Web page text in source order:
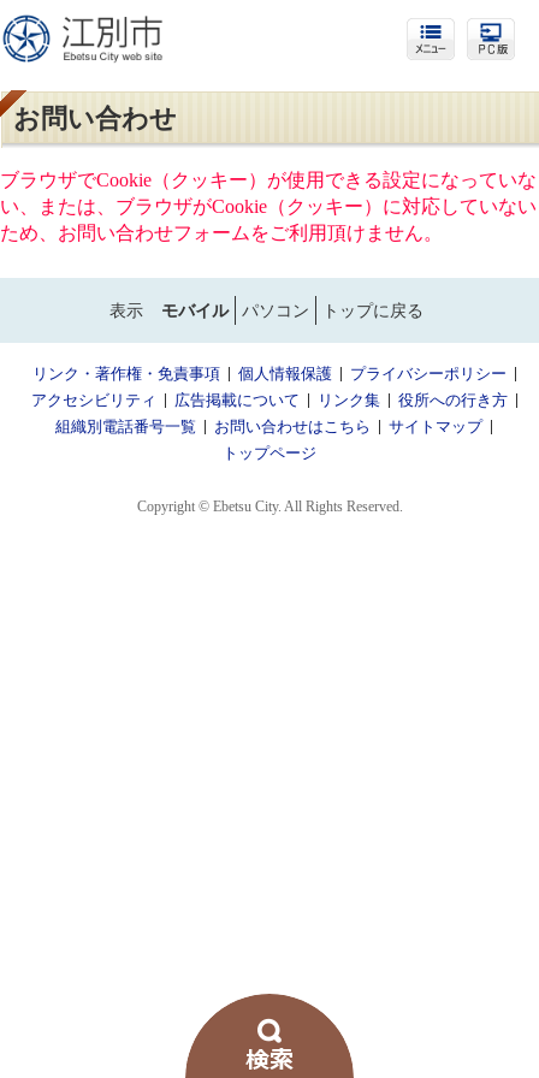
お問い合わせ
ブラウザでCookie（クッキー）が使用できる設定になっていな
い、または、ブラウザがCookie（クッキー）に対応していない
ため、お問い合わせフォームをご利用頂けません。
表示 モバイル パソコン トップに戻る
リンク・著作権・免責事項 個人情報保護
プライバシーポリシー
アクセシビリティ
広告掲載について リンク集
役所への行き方
組織別電話番号一覧
お問い合わせはこちら
サイトマップ
トップページ
Copyright © Ebetsu City. All Rights Reserved.